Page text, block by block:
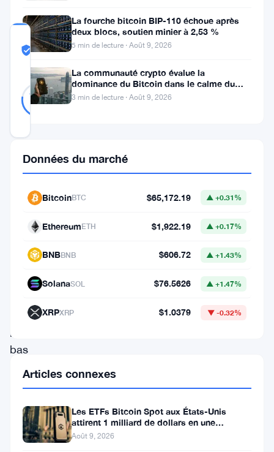
COMMUNITY
TRUST
Probablement Réel
77%
Probablement
Réel
35
votes
Bitcoin
000
C’est
bas
plusieurs
mois,
La fourche bitcoin BIP-110 échoue après
deux blocs, soutien minier à 2,53 %
5 min de lecture · Août 9, 2026
La communauté crypto évalue la
dominance du Bitcoin dans le calme du
week-end
3 min de lecture · Août 9, 2026
Données du marché
BitcoinBTC $65,172.19 ▲ +0.31%
EthereumETH $1,922.19 ▲ +0.17%
BNBBNB $606.72 ▲ +1.43%
SolanaSOL $76.5626 ▲ +1.47%
XRPXRP $1.0379 ▼ -0.32%
Articles connexes
Les ETFs Bitcoin Spot aux États-Unis
attirent 1 milliard de dollars en une
semaine, la faille de 116 millions
Août 9, 2026